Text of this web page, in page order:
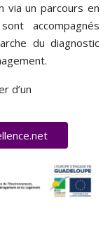
via un parcours en
accompagnés
du diagnostic
d’un